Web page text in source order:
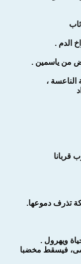
الدم .
من ياسمين .
،
قربانا
تذرف دموعها.
ويهرول .
فيسقط مخضبا